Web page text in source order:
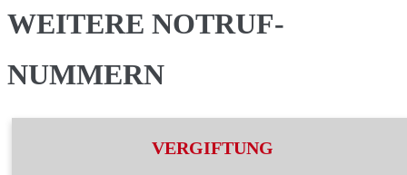
WEITERE NOTRUF-
NUMMERN
VERGIFTUNG